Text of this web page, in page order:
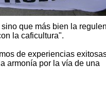
que más bien la
la caficultura".
de experiencias
armonía por la vía de una